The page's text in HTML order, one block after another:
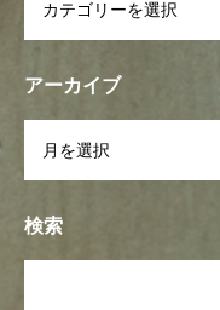
アーカイブ
検索